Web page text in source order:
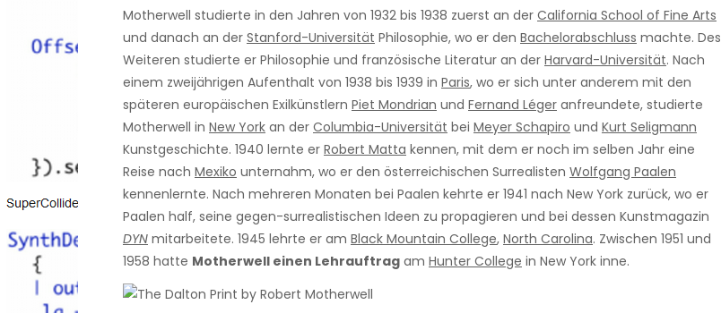
Motherwell studierte in den Jahren von 1932 bis 1938 zuerst an der California School of Fine Arts
und danach an der Stanford-Universität Philosophie, wo er den Bachelorabschluss machte. Des
Weiteren studierte er Philosophie und französische Literatur an der Harvard-Universität. Nach
einem zweijährigen Aufenthalt von 1938 bis 1939 in Paris, wo er sich unter anderem mit den
späteren europäischen Exilkünstlern Piet Mondrian und Fernand Léger anfreundete, studierte
Motherwell in New York an der Columbia-Universität bei Meyer Schapiro und Kurt Seligmann
Kunstgeschichte. 1940 lernte er Robert Matta kennen, mit dem er noch im selben Jahr eine
Reise nach Mexiko unternahm, wo er den österreichischen Surrealisten Wolfgang Paalen
kennenlernte. Nach mehreren Monaten bei Paalen kehrte er 1941 nach New York zurück, wo er
Paalen half, seine gegen-surrealistischen Ideen zu propagieren und bei dessen Kunstmagazin
DYN mitarbeitete. 1945 lehrte er am Black Mountain College, North Carolina. Zwischen 1951 und
1958 hatte Motherwell einen Lehrauftrag am Hunter College in New York inne.